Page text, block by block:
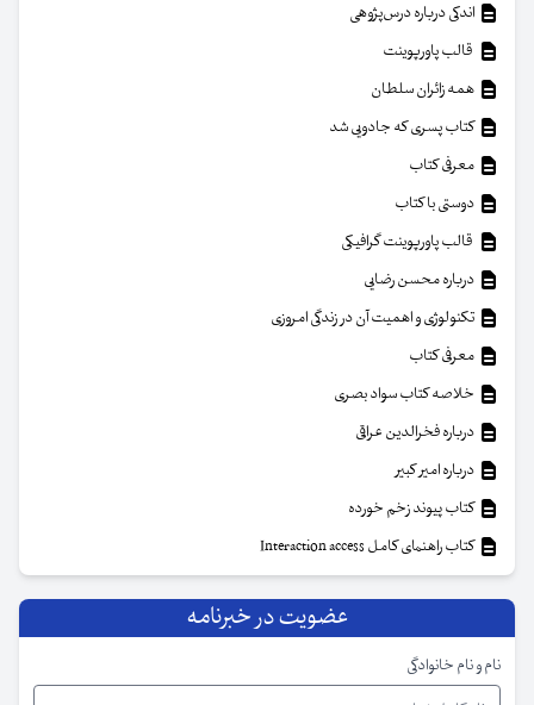
اندکی درباره درس‌پژوهی
قالب پاورپوینت
همه زائران سلطان
کتاب پسری که جادویی شد
معرفی کتاب
دوستی با کتاب
قالب پاورپوینت گرافیکی
درباره محسن رضایی
تکنولوژی و اهمیت آن در زندگی امروزی
معرفی کتاب
خلاصه کتاب سواد بصری
درباره فخرالدین عراقی
درباره امیر کبیر
کتاب پیوند زخم خورده
کتاب راهنمای کامل Interaction access
عضویت در خبرنامه
نام و نام خانوادگی